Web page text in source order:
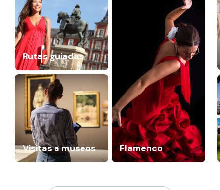
Rutas guiadas
Flamenco
Visitas a museos